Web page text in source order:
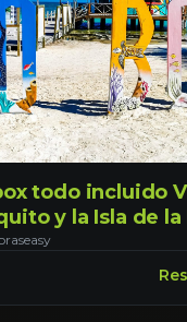
todo incluido
y la Isla de la
easy